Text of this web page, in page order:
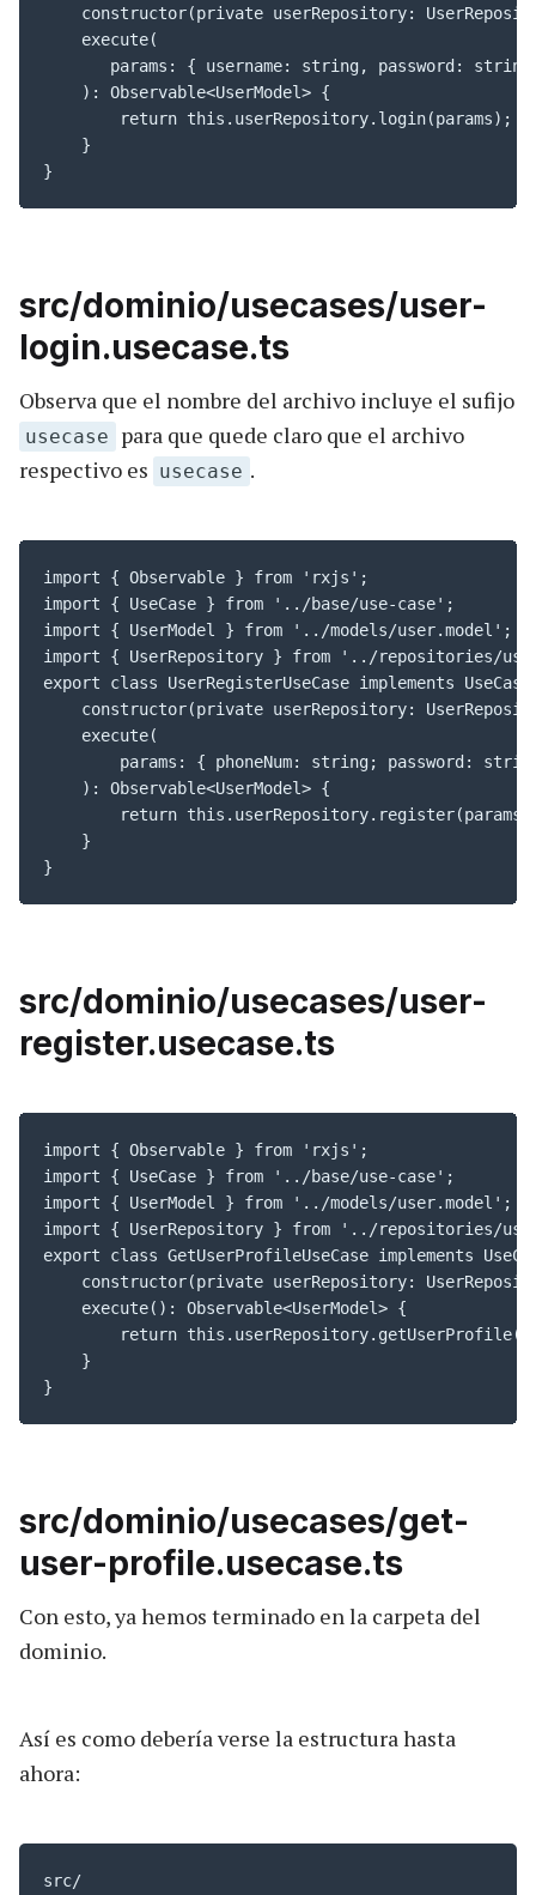
constructor(private userRepository:
    execute(
params: { username: string, password: string
    ): Observable<UserModel> {
        return this.userRepository.login(params);
    }
}
src/dominio/usecases/user-
login.usecase.ts
Observa que el nombre del archivo incluye el sufijo
usecase
para que quede claro que el archivo
respectivo es usecase .
import { Observable } from 'rxjs';
import { UseCase } from '../base/use-case';
import { UserModel } from '../models/user.model';
import { UserRepository } from '../repositories/
export class UserRegisterUseCase implements
constructor(private userRepository:
    execute(
params: { phoneNum: string; password:
    ): Observable<UserModel> {
return
    }
}
src/dominio/usecases/user-
register.usecase.ts
import { Observable } from 'rxjs';
import { UseCase } from '../base/use-case';
import { UserModel } from '../models/user.model';
import { UserRepository } from '../repositories/
export class GetUserProfileUseCase implements
constructor(private userRepository:
    execute(): Observable<UserModel> {
return
    }
}
src/dominio/usecases/get-
user-profile.usecase.ts
Con esto, ya hemos terminado en la carpeta del
dominio.
Así es como debería verse la estructura hasta
ahora:
src/